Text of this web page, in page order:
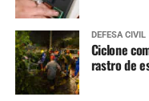
DEFESA CIVIL
Ciclone
rastro de